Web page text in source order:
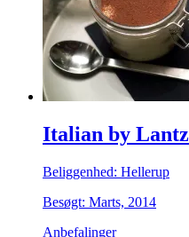
Italian by Lantz
Beliggenhed: Hellerup
Besøgt: Marts, 2014
Anbefalinger